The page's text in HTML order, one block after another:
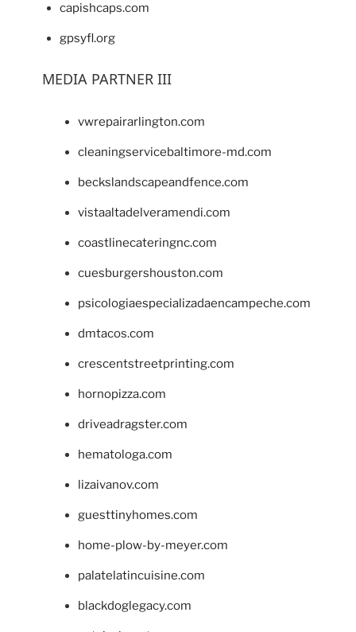
capishcaps.com
gpsyfl.org
MEDIA PARTNER III
vwrepairarlington.com
cleaningservicebaltimore-md.com
beckslandscapeandfence.com
vistaaltadelveramendi.com
coastlinecateringnc.com
cuesburgershouston.com
psicologiaespecializadaencampeche.com
dmtacos.com
crescentstreetprinting.com
hornopizza.com
driveadragster.com
hematologa.com
lizaivanov.com
guesttinyhomes.com
home-plow-by-meyer.com
palatelatincuisine.com
blackdoglegacy.com